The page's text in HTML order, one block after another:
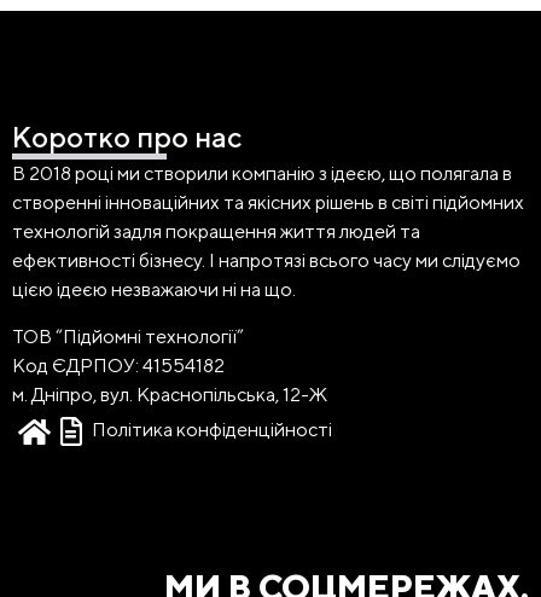
Коротко про нас
В 2018 році ми створили компанію з ідеєю, що полягала в
створенні інноваційних та якісних рішень в світі підйомних
технологій задля покращення життя людей та
ефективності бізнесу. І напротязі всього часу ми слідуємо
цією ідеєю незважаючи ні на що.
ТОВ “Підйомні технології”
Код ЄДРПОУ: 41554182
м. Дніпро, вул. Краснопільська, 12-Ж
Політика конфіденційності
МИ В СОЦМЕРЕЖАХ.